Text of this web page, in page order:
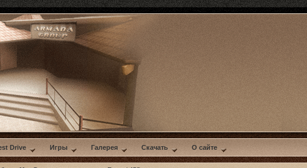
Drive Игры Галерея Скачать О сайте